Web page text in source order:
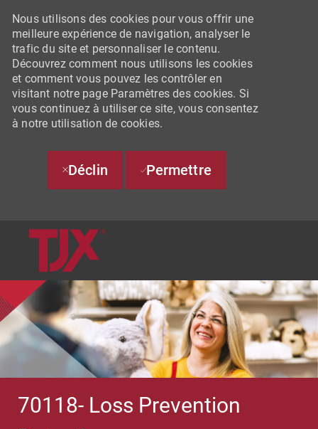
SKIP TO MAIN CONTENT
Nous utilisons des cookies pour vous offrir une
meilleure expérience de navigation, analyser le
trafic du site et personnaliser le contenu.
Découvrez comment nous utilisons les cookies
et comment vous pouvez les contrôler en
visitant notre page Paramètres des cookies. Si
vous continuez à utiliser ce site, vous consentez
à notre utilisation de cookies.
Déclin Permettre
70118- Loss Prevention